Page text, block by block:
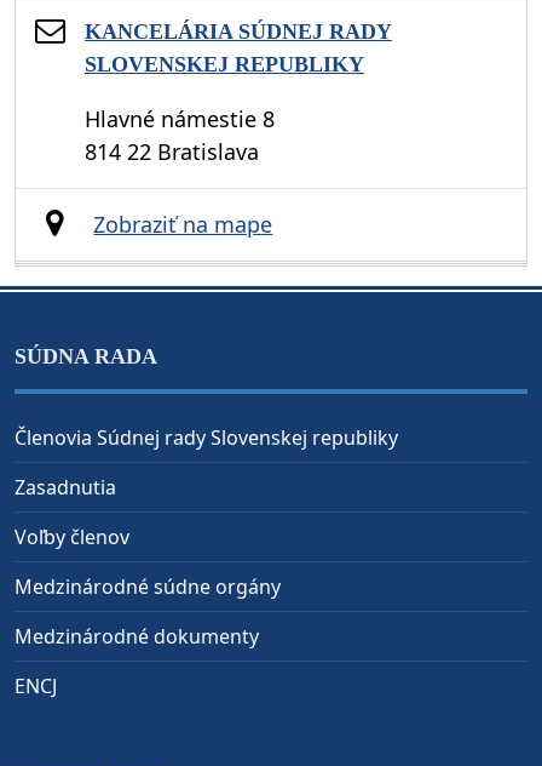
KANCELÁRIA SÚDNEJ RADY
SLOVENSKEJ REPUBLIKY
Hlavné námestie 8
814 22 Bratislava
Zobraziť na mape
SÚDNA RADA
Členovia Súdnej rady Slovenskej republiky
Zasadnutia
Voľby členov
Medzinárodné súdne orgány
Medzinárodné dokumenty
ENCJ